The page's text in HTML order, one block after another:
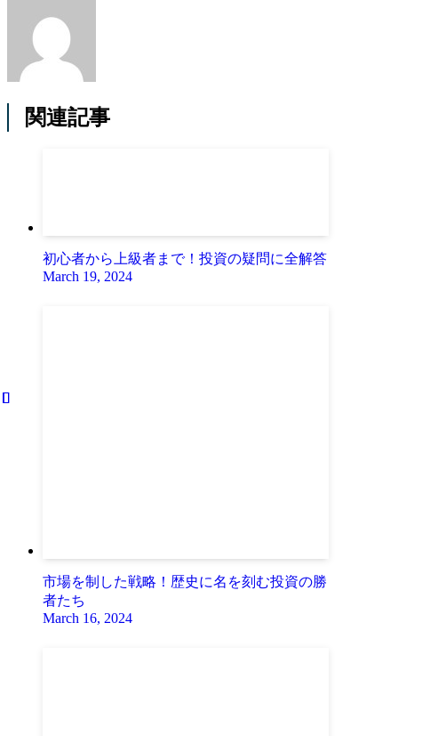
関連記事
初心者から上級者まで！投資の疑問に全解答
March 19, 2024
市場を制した戦略！歴史に名を刻む投資の勝
者たち
March 16, 2024